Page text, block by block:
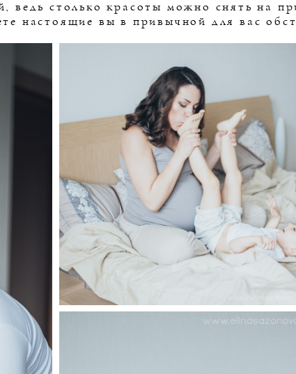
ведь столько красоты можно снять на
настоящие вы в привычной для вас